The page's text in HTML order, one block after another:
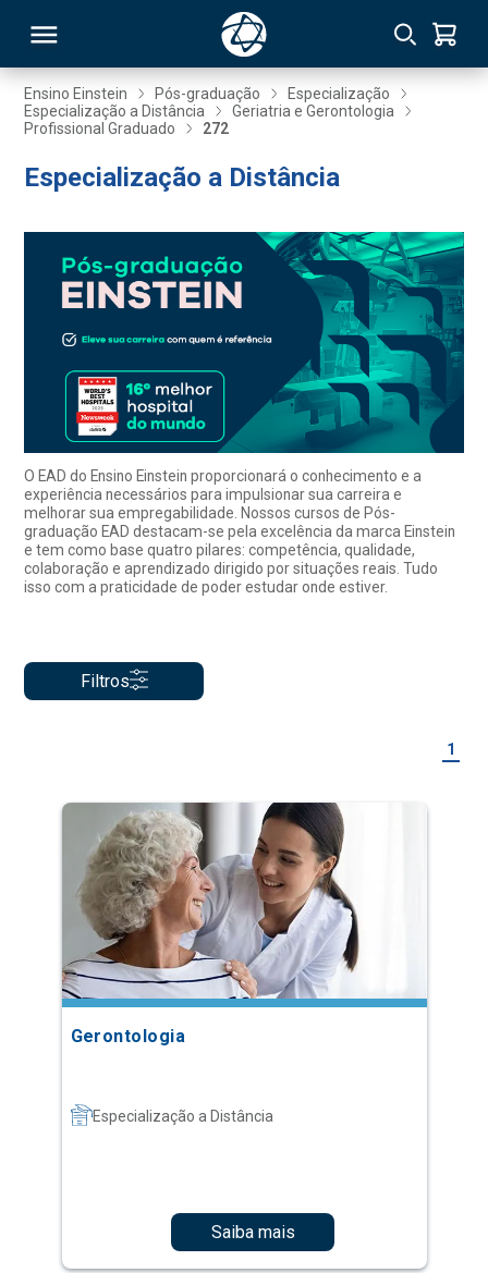
Ensino Einstein Pós-graduação
Especialização
Especialização a Distância
Geriatria e Gerontologia
Profissional Graduado
272
Especialização a Distância
O EAD do Ensino Einstein proporcionará o conhecimento e a
experiência necessários para impulsionar sua carreira e
melhorar sua empregabilidade. Nossos cursos de Pós-
graduação EAD destacam-se pela excelência da marca Einstein
e tem como base quatro pilares: competência, qualidade,
colaboração e aprendizado dirigido por situações reais. Tudo
isso com a praticidade de poder estudar onde estiver.
Filtros
1
Gerontologia
Especialização a Distância
Saiba mais